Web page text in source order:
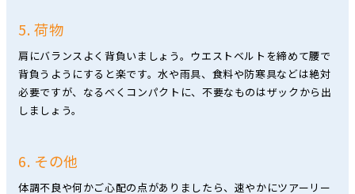
5. 荷物
肩にバランスよく背負いましょう。ウエストベルトを締めて腰で
背負うようにすると楽です。水や雨具、食料や防寒具などは絶対
必要ですが、なるべくコンパクトに、不要なものはザックから出
しましょう。
6. その他
体調不良や何かご心配の点がありましたら、速やかにツアーリー